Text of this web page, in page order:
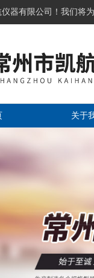
器有限公司！我们将
关于